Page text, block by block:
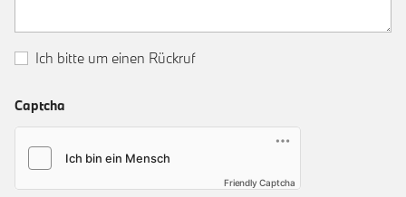
Ich bitte um einen Rückruf
Captcha
Friendly Captcha